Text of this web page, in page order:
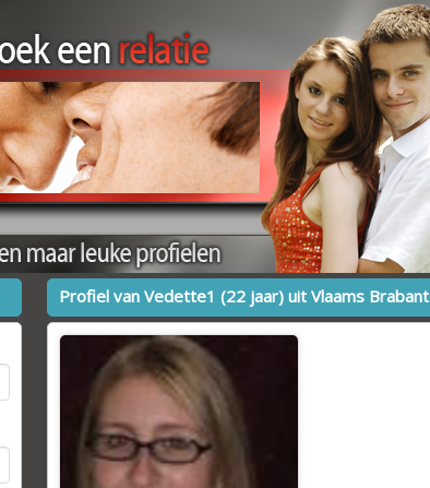
Profiel van Vedette1 (22 jaar) uit Vlaams Brabant